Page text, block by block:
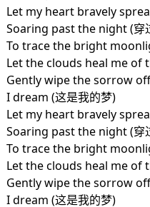
Let my heart bravely
Soaring past the night (穿
To trace the bright
Let the clouds heal me of
Gently wipe the sorrow
I dream (这是我的梦)
Let my heart bravely
Soaring past the night (穿
To trace the bright
Let the clouds heal me of
Gently wipe the sorrow
I dream (这是我的梦)